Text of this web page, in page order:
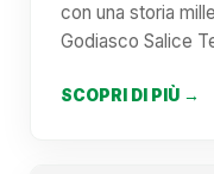
con una storia
Godiasco Salice
SCOPRI DI PIÙ →